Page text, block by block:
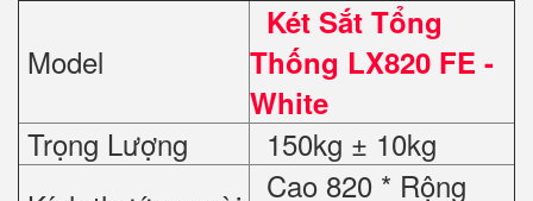
Model
Két Sắt Tổng
Thống LX820 FE -
White
Trọng Lượng
150kg ± 10kg
Cao 820 * Rộng